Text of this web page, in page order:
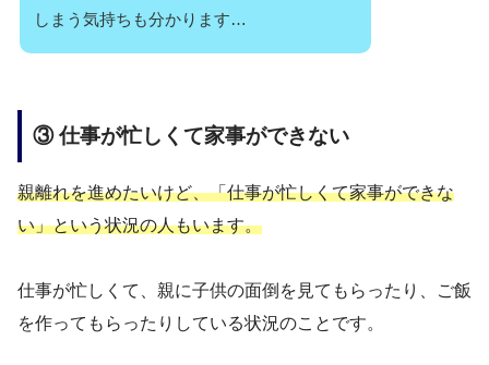
しまう気持ちも分かります…
③ 仕事が忙しくて家事ができない
親離れを進めたいけど、「仕事が忙しくて家事ができな
い」という状況の人もいます。
仕事が忙しくて、親に子供の面倒を見てもらったり、ご飯
を作ってもらったりしている状況のことです。